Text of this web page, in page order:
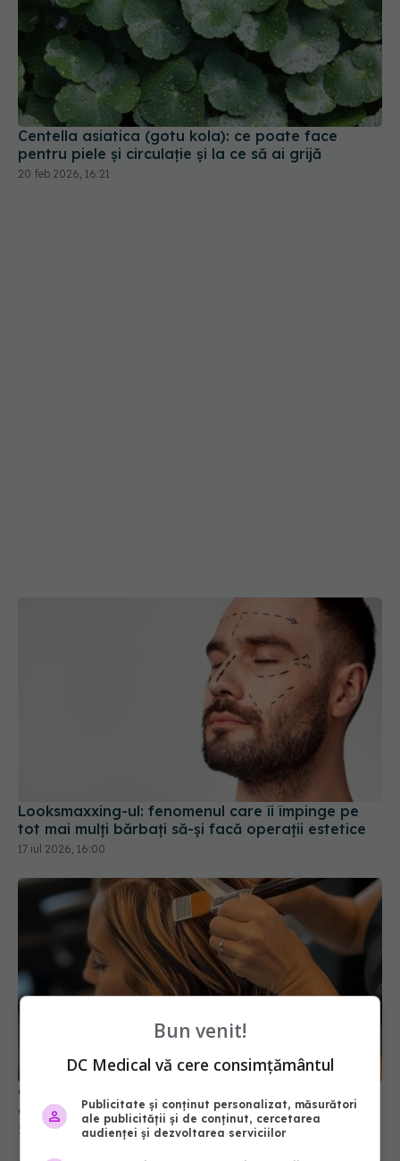
Centella asiatica (gotu kola): ce poate face
pentru piele și circulație și la ce să ai grijă
20 feb 2026, 16:21
Looksmaxxing-ul: fenomenul care îi împinge pe
tot mai mulți bărbați să-și facă operații estetice
17 iul 2026, 16:00
Cele mai bune nuanțe de păr care ascund firele
albe
26 oct 2025, 11:51
Bun venit!
DC Medical vă cere consimțământul
Publicitate și conținut personalizat, măsurători
ale publicității și de conținut, cercetarea
audienței și dezvoltarea serviciilor